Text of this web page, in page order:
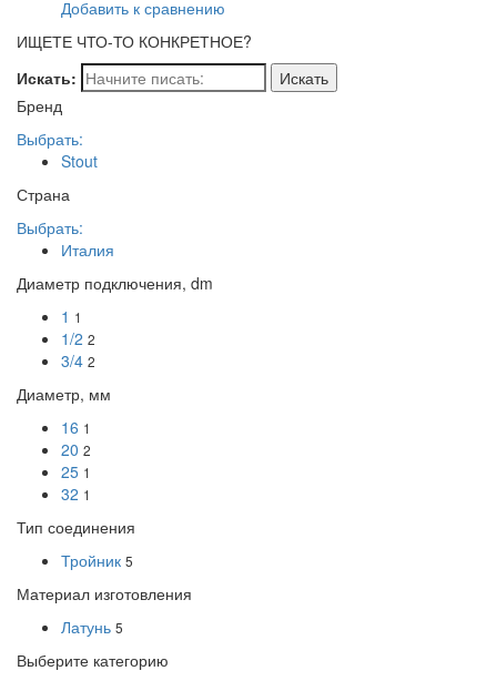
Добавить к сравнению
ИЩЕТЕ ЧТО-ТО КОНКРЕТНОЕ?
Искать:
Бренд
Выбрать:
Stout
Страна
Выбрать:
Италия
Диаметр подключения, dm
1 1
1/2 2
3/4 2
Диаметр, мм
16 1
20 2
25 1
32 1
Тип соединения
Тройник 5
Материал изготовления
Латунь 5
Выберите категорию